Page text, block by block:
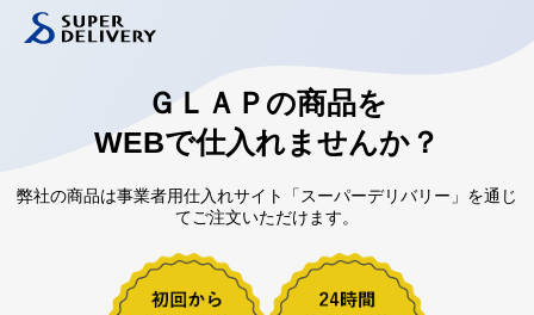
ＧＬＡＰの商品を
WEBで仕入れませんか？
弊社の商品は事業者用仕入れサイト「スーパーデリバリー」を通じ
てご注文いただけます。